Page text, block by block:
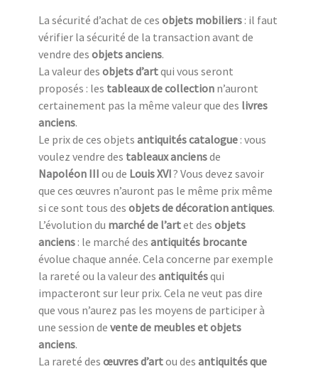
La sécurité d’achat de ces objets mobiliers : il faut
vérifier la sécurité de la transaction avant de
vendre des objets anciens.
La valeur des objets d’artqui vous seront
proposés : les tableaux de collection n’auront
certainement pas la même valeur que des livres
anciens.
Le prix de ces objets antiquités catalogue : vous
voulez vendre des tableaux anciensde
Napoléon III ou de Louis XVI? Vous devez savoir
que ces œuvres n’auront pas le même prix même
si ce sont tous des objets de décoration antiques.
L’évolution du marché de l’artet des objets
anciens : le marché des antiquités brocante
évolue chaque année. Cela concerne par exemple
la rareté ou la valeur des antiquitésqui
impacteront sur leur prix. Cela ne veut pas dire
que vous n’aurez pas les moyens de participer à
une session de vente de meubles et objets
anciens.
La rareté des œuvres d’artou des antiquités que